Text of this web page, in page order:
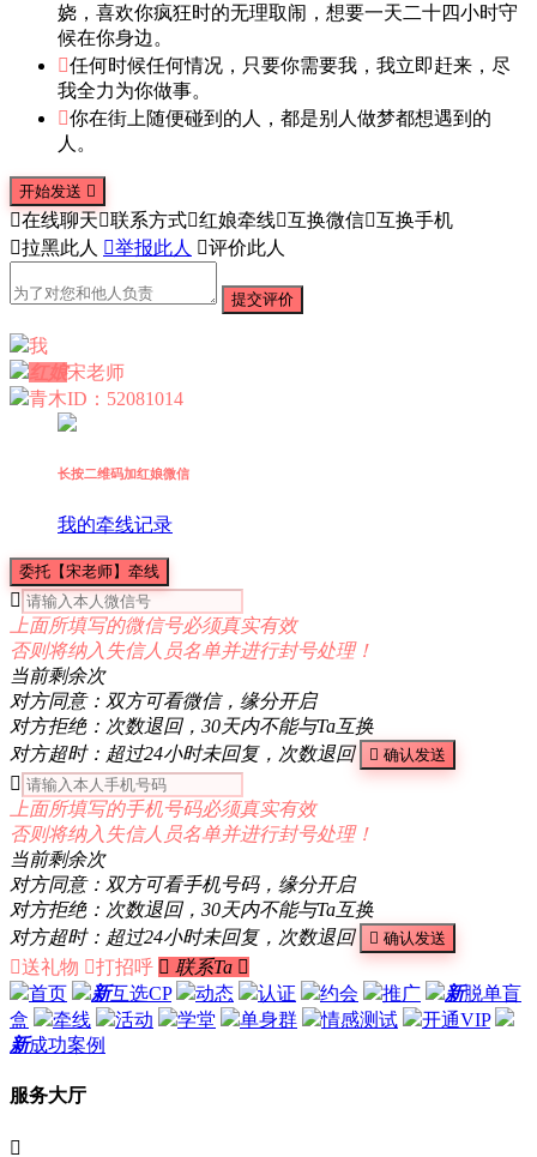
娆，喜欢你疯狂时的无理取闹，想要一天二十四小时守
候在你身边。
任何时候任何情况，只要你需要我，我立即赶来，尽
我全力为你做事。
你在街上随便碰到的人，都是别人做梦都想遇到的
人。
开始发送 
在线聊天联系方式红娘牵线互换微信互换手机
拉黑此人 举报此人 评价此人
提交评价
我
红娘宋老师
青木ID：52081014
长按二维码加红娘微信
我的牵线记录
委托【宋老师】牵线

上面所填写的微信号必须真实有效
否则将纳入失信人员名单并进行封号处理！
当前剩余次
对方同意：双方可看微信，缘分开启
对方拒绝：次数退回，30天内不能与Ta互换
对方超时：超过24小时未回复，次数退回
 确认发送

上面所填写的手机号码必须真实有效
否则将纳入失信人员名单并进行封号处理！
当前剩余次
对方同意：双方可看手机号码，缘分开启
对方拒绝：次数退回，30天内不能与Ta互换
对方超时：超过24小时未回复，次数退回
 确认发送
送礼物 打招呼  联系Ta 
首页
新互选CP 动态 认证 约会 推广 新脱单盲
盒
牵线 活动 学堂 单身群 情感测试
开通VIP
新成功案例
服务大厅
